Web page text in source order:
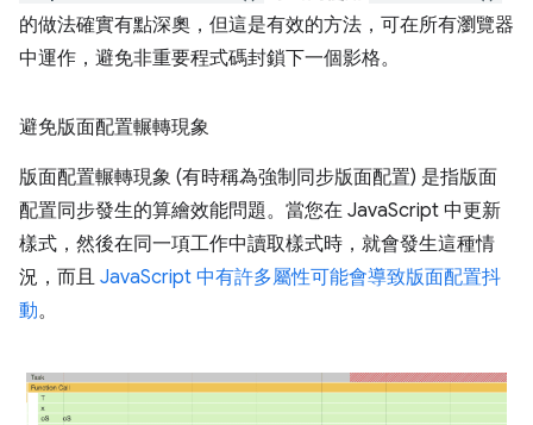
的做法確實有點深奧，但這是有效的方法，可在所有瀏覽器
中運作，避免非重要程式碼封鎖下一個影格。
避免版面配置輾轉現象
版面配置輾轉現象 (有時稱為強制同步版面配置) 是指版面
配置同步發生的算繪效能問題。當您在 JavaScript 中更新
樣式，然後在同一項工作中讀取樣式時，就會發生這種情
況，而且 JavaScript 中有許多屬性可能會導致版面配置抖
動。